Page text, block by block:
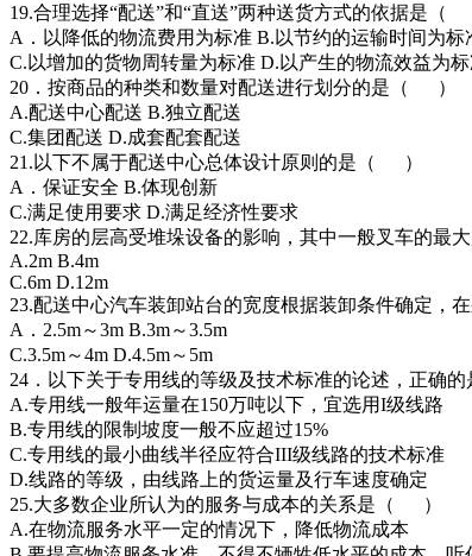
19.合理选择“配送”和“直送”两种送货方式的依据是（
A．以降低的物流费用为标准 B.以节约的运输时间为标
C.以增加的货物周转量为标准 D.以产生的物流效益为
20．按商品的种类和数量对配送进行划分的是（ ）
A.配送中心配送 B.独立配送
C.集团配送 D.成套配套配送
21.以下不属于配送中心总体设计原则的是（ ）
A．保证安全 B.体现创新
C.满足使用要求 D.满足经济性要求
22.库房的层高受堆垛设备的影响，其中一般叉车的最
A.2m B.4m
C.6m D.12m
23.配送中心汽车装卸站台的宽度根据装卸条件确定，
A．2.5m～3m B.3m～3.5m
C.3.5m～4m D.4.5m～5m
24．以下关于专用线的等级及技术标准的论述，正确
A.专用线一般年运量在150万吨以下，宜选用I级线路
B.专用线的限制坡度一般不应超过15%
C.专用线的最小曲线半径应符合III级线路的技术标准
D.线路的等级，由线路上的货运量及行车速度确定
25.大多数企业所认为的服务与成本的关系是（ ）
A.在物流服务水平一定的情况下，降低物流成本